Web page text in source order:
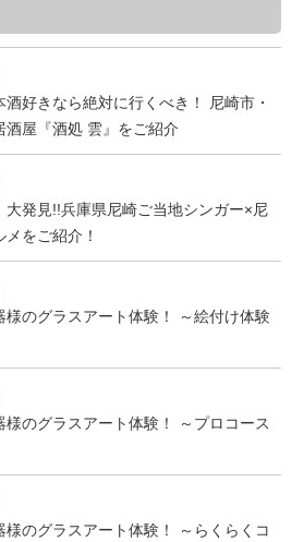
酒好きなら絶対に行くべき！ 尼崎市・
酒屋『酒処 雲』をご紹介
大発見!!兵庫県尼崎ご当地シンガー×尼
をご紹介！
様のグラスアート体験！ ～絵付け体験
様のグラスアート体験！ ～プロコース
様のグラスアート体験！ ～らくらくコ